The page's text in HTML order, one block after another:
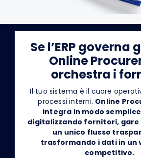
Se l’ERP governa
Online
orchestra i
Il tuo sistema è il cuore
processi interni. Online
integra in modo
digitalizzando fornitori,
un unico flusso
trasformando i dati in un
competitivo.